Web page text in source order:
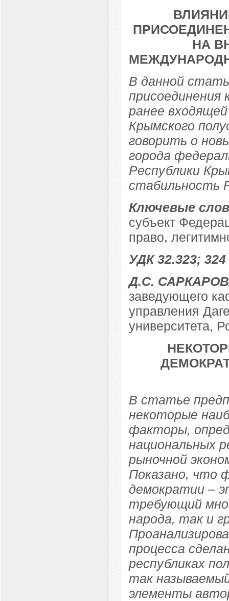
НА
В данной
присоединения
ранее
Крымского
говорить о
города
Республики
стабильность
Ключевые
субъект
право,
УДК 32.323; 324
Д.С.
заведующего
управления
университета,
В статье
некоторые
факторы,
национальных
рыночной
Показано, что
демократии –
требующий
народа, так и
процесса
республиках
так
элементы